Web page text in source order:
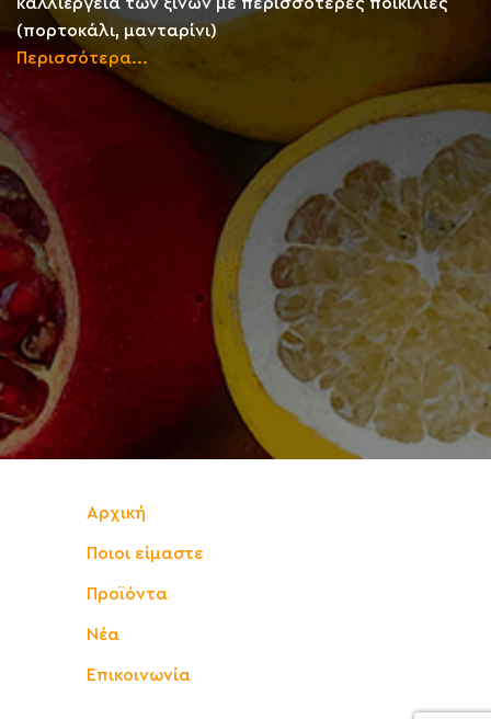
καλλιέργεια των ξινών με περισσότερες ποικιλίες
(πορτοκάλι, μανταρίνι)
Περισσότερα...
Αρχική
Ποιοι είμαστε
Προϊόντα
Νέα
Επικοινωνία